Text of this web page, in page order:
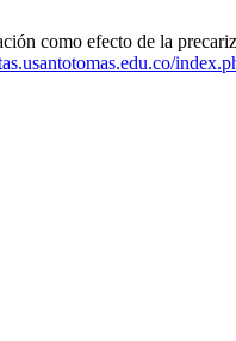
como efecto de la